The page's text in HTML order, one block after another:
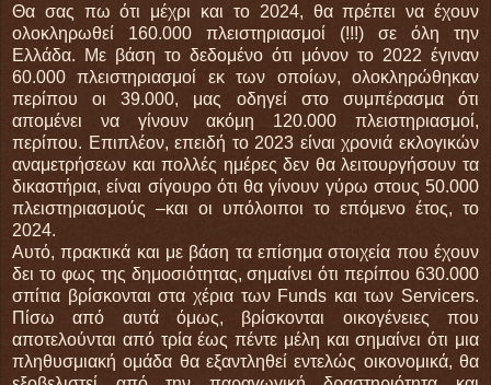
Θα σας πω ότι μέχρι και το 2024, θα πρέπει να έχουν
ολοκληρωθεί 160.000 πλειστηριασμοί (!!!) σε όλη την
Ελλάδα. Με βάση το δεδομένο ότι μόνον το 2022 έγιναν
60.000 πλειστηριασμοί εκ των οποίων, ολοκληρώθηκαν
περίπου οι 39.000, μας οδηγεί στο συμπέρασμα ότι
απομένει να γίνουν ακόμη 120.000 πλειστηριασμοί,
περίπου. Επιπλέον, επειδή το 2023 είναι χρονιά εκλογικών
αναμετρήσεων και πολλές ημέρες δεν θα λειτουργήσουν τα
δικαστήρια, είναι σίγουρο ότι θα γίνουν γύρω στους 50.000
πλειστηριασμούς –και οι υπόλοιποι το επόμενο έτος, το
2024.
Αυτό, πρακτικά και με βάση τα επίσημα στοιχεία που έχουν
δει το φως της δημοσιότητας, σημαίνει ότι περίπου 630.000
σπίτια βρίσκονται στα χέρια των Funds και των Servicers.
Πίσω από αυτά όμως, βρίσκονται οικογένειες που
αποτελούνται από τρία έως πέντε μέλη και σημαίνει ότι μια
πληθυσμιακή ομάδα θα εξαντληθεί εντελώς οικονομικά, θα